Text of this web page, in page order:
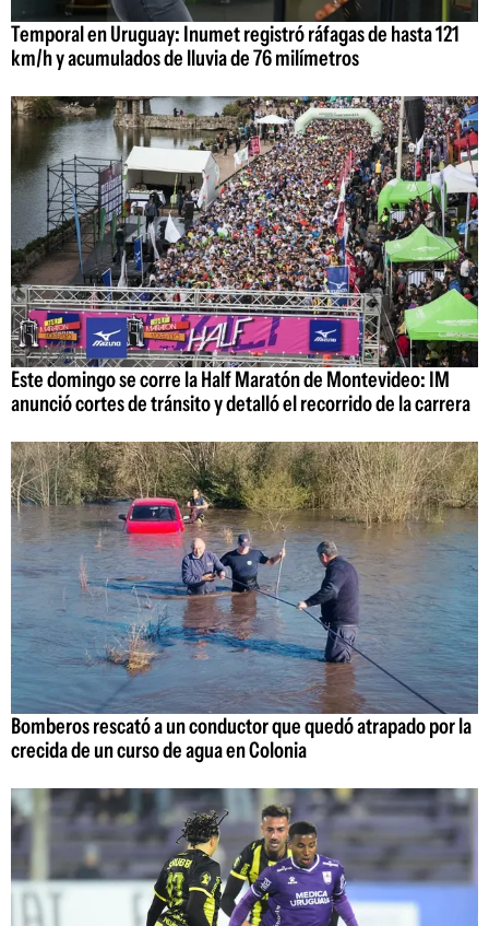
Temporal en Uruguay: Inumet registró ráfagas de hasta 121
km/h y acumulados de lluvia de 76 milímetros
Este domingo se corre la Half Maratón de Montevideo: IM
anunció cortes de tránsito y detalló el recorrido de la carrera
Bomberos rescató a un conductor que quedó atrapado por la
crecida de un curso de agua en Colonia